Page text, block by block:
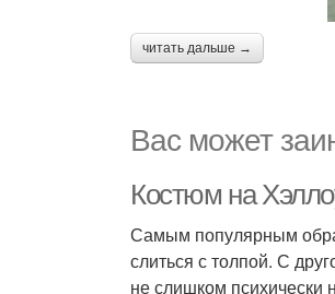
читать дальше →
Вас может
Костюм на
Самым популярным
слиться с толпой. С
не слишком психически